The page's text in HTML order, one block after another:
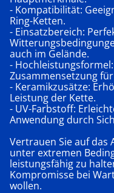
- Kompatibilität:
Ring-Ketten.
- Einsatzbereich:
auch im Gelände.
-
Zusammensetzung
- Keramikzusätze:
Leistung der Kette.
- UV-Farbstoff:
Anwendung durch
Vertrauen Sie auf das
unter extremen
leistungsfähig zu
Kompromisse bei
wollen.